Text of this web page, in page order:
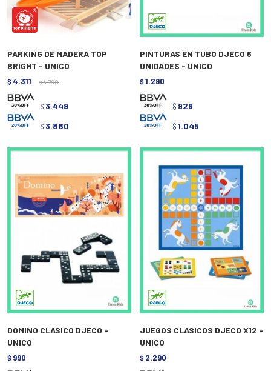
PARKING DE MADERA TOP
BRIGHT - UNICO
$ 4.311 $ 4.790
$ 3.449
$ 3.880
PINTURAS EN TUBO DJECO 6
UNIDADES - UNICO
$ 1.290
$ 929
$ 1.045
DOMINO CLASICO DJECO -
UNICO
$ 990
JUEGOS CLASICOS DJECO X12 -
UNICO
$ 2.290